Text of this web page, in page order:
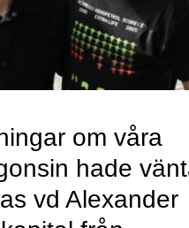
om våra
hade
vd Alexander